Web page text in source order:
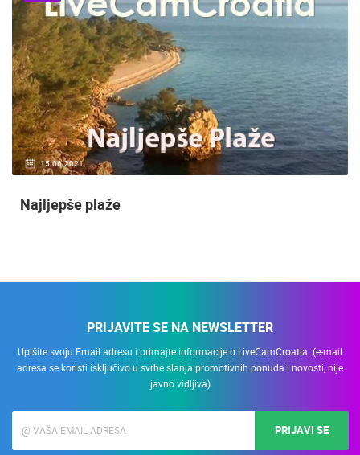
15.06.2021.
Najljepše plaže
PRIJAVITE SE NA NEWSLETTER
Upišite svoju Email adresu i primajte informacije o LiveCamCroatia. (e-mail
adresa se koristi isključivo u svrhe slanja promotivnih ponuda i novosti, nije
javno vidljiva)
PRIJAVI SE